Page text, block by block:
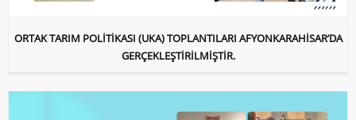
ORTAK TARIM POLİTİKASI (UKA) TOPLANTILARI AFYONKARAHİSAR’DA
GERÇEKLEŞTİRİLMİŞTİR.